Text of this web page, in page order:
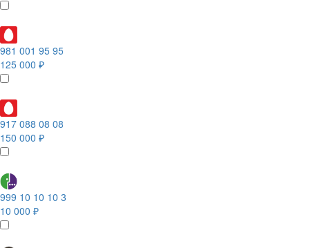
981 001 95 95
125 000 ₽
917 088 08 08
150 000 ₽
999 10 10 10 3
10 000 ₽